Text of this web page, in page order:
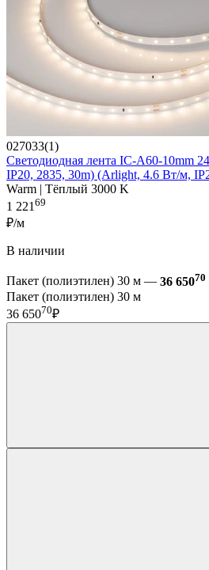
027033(1)
Светодиодная лента IC-A60-10mm
IP20, 2835, 30m) (Arlight, 4.6 Вт/м,
Warm | Тёплый 3000 K
1 221 69
₽/м
В наличии
Пакет (полиэтилен) 30 м — 36 65070
Пакет (полиэтилен) 30 м
36 65070₽